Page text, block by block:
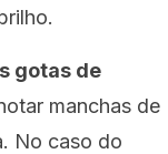
gotas de
manchas de
No caso do